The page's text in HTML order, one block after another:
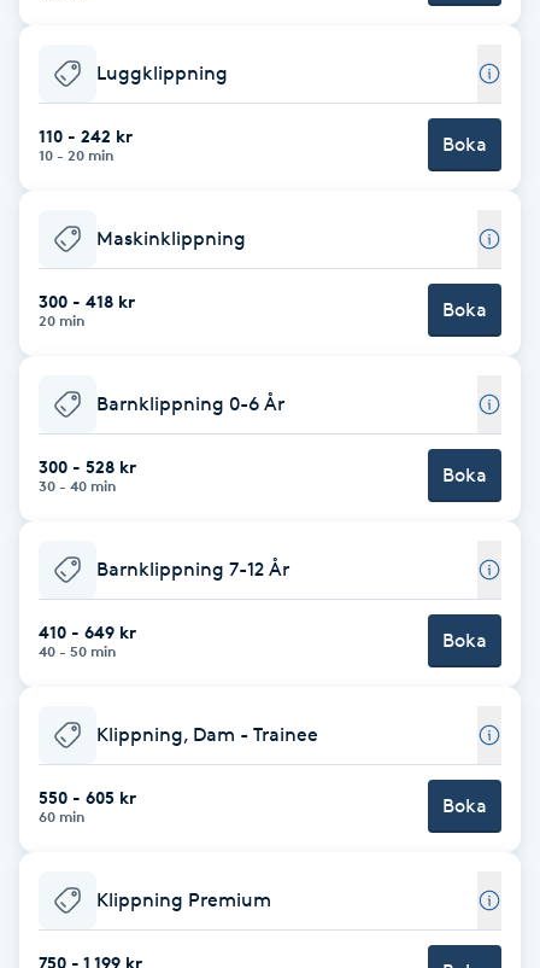
Fettreducering
Fibromassage
Fillers
Fotvård
Fransar
Fransborttagning
Fransfärgning
Fransförlängning
Fransförlängning Megavolym
Fransförlängning Volym
Luggklippning
110 - 242 kr
10 - 20 min Boka
Maskinklippning
300 - 418 kr
20 min Boka
Barnklippning 0-6 År
300 - 528 kr
30 - 40 min Boka
Barnklippning 7-12 År
410 - 649 kr
40 - 50 min Boka
Klippning, Dam - Trainee
550 - 605 kr
60 min Boka
Klippning Premium
750 - 1 199 kr